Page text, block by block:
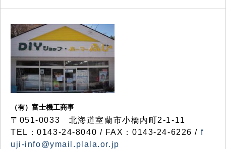
（有）富士機工商事
〒051-0033 北海道室蘭市小橋内町2-1-11
TEL：0143-24-8040 / FAX：0143-24-6226 / f
uji-info@ymail.plala.or.jp